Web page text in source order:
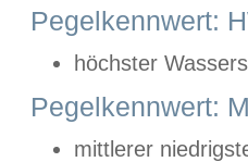
Pegelkennwert:
höchster
Pegelkennwert:
mittlerer